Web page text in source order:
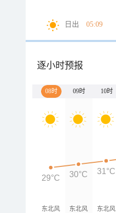
日出 05:09
逐小时预报
08时 09时 10时
东北风 东北风 东北风
29°C 30°C 31°C